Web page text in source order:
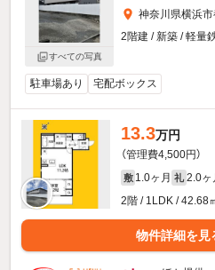
すべての写真
神奈川県横浜
2階建 / 新築 / 軽量
駐車場あり 宅配ボックス
13.3万円
（管理費4,500円）
敷 1.0ヶ月 礼 2.0ヶ
2階 / 1LDK / 42.68
物件詳細を見